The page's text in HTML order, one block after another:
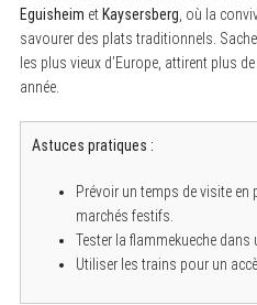
Eguisheim etKaysersberg , où la
savourer des plats traditionnels.
les plus vieux d’Europe, attirent plus de
année.
Astuces pratiques :
Prévoir un temps de visite en
marchés festifs.
Tester la flammekueche
Utiliser les trains pour un